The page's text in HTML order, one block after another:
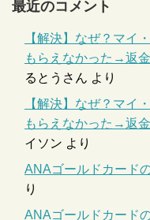
最近のコメント
【解決】なぜ？マイ
もらえなかった→返
るとうさん より
【解決】なぜ？マイ
もらえなかった→返
イソン より
ANAゴールドカード
り
ANAゴールドカード